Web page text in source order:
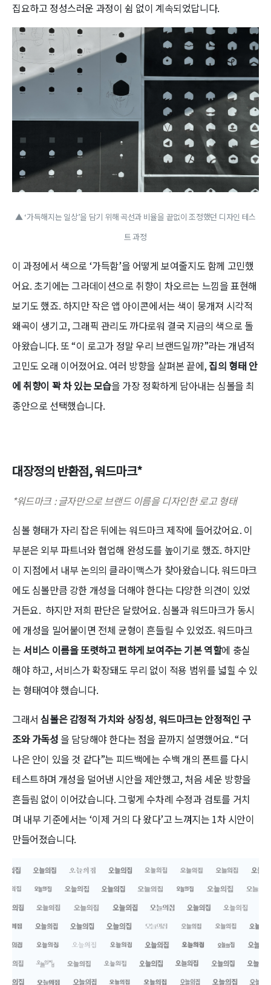
집요하고 정성스러운 과정이 쉼 없이 계속되었답니다.
▲ ‘가득해지는 일상’을 담기 위해 곡선과 비율을 끝없이 조정했던 디자인 테스
트 과정
이 과정에서 색으로 ‘가득함’을 어떻게 보여줄지도 함께 고민했
어요. 초기에는 그라데이션으로 취향이 차오르는 느낌을 표현해
보기도 했죠. 하지만 작은 앱 아이콘에서는 색이 뭉개져 시각적
왜곡이 생기고, 그래픽 관리도 까다로워 결국 지금의 색으로 돌
아왔습니다. 또 “이 로고가 정말 우리 브랜드일까?”라는 개념적
고민도 오래 이어졌어요. 여러 방향을 살펴본 끝에,집의 형태 안
에 취향이 꽉 차 있는 모습을 가장 정확하게 담아내는 심볼을 최
종안으로 선택했습니다.
대장정의 반환점, 워드마크*
*워드마크 : 글자만으로 브랜드 이름을 디자인한 로고 형태
심볼 형태가 자리 잡은 뒤에는 워드마크 제작에 들어갔어요. 이
부분은 외부 파트너와 협업해 완성도를 높이기로 했죠. 하지만
이 지점에서 내부 논의의 클라이맥스가 찾아왔습니다. 워드마크
에도 심볼만큼 강한 개성을 더해야 한다는 다양한 의견이 있었
거든요. 하지만 저희 판단은 달랐어요. 심볼과 워드마크가 동시
에 개성을 밀어붙이면 전체 균형이 흔들릴 수 있었죠. 워드마크
는 서비스 이름을 또렷하고 편하게 보여주는 기본 역할에 충실
해야 하고, 서비스가 확장돼도 무리 없이 적용 범위를 넓힐 수 있
는 형태여야 했습니다.
그래서심볼은 감정적 가치와 상징성,워드마크는 안정적인 구
조와 가독성 을 담당해야 한다는 점을 끝까지 설명했어요. “더
나은 안이 있을 것 같다”는 피드백에는 수백 개의 폰트를 다시
테스트하며 개성을 덜어낸 시안을 제안했고, 처음 세운 방향을
흔들림 없이 이어갔습니다. 그렇게 수차례 수정과 검토를 거치
며 내부 기준에서는 ‘이제 거의 다 왔다’고 느껴지는 1차 시안이
만들어졌습니다.